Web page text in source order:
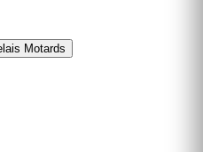
Motards